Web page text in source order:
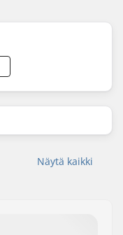
Näytä kaikki